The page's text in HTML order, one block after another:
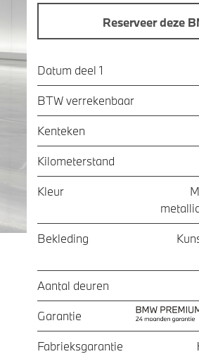
Reserveer deze
Datum deel 1
BTW verrekenbaar
Kenteken
Kilometerstand
Kleur
Bekleding
Aantal deuren
Garantie
Fabrieksgarantie